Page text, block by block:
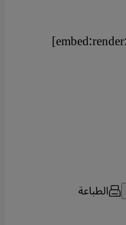
الطباعة